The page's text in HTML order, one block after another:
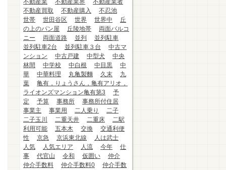
不動産業
不動産業界
不動産業者
不動産買取
不動産購入
不忍池
世帯
世田谷区 世界 世界中
丘
の上のパン屋
丘陵地帯
両面バルコ
ニー
両面道路 並列
並列駐車
並列駐車2台
並列駐車３台
中古マ
ンション
中古戸建 中型犬
中央
林間
中学校 中白根 中目黒
中
華
中華料理 丸亀製麵 久末
九
葉
亀有，りょうさん，亀有アリオ，
ライオンズマンション亀有第3
予
定
予算 事務所
事務所付住居
事業主
事業用 二人乗り
二子
二子玉川
二重天井 二重床
二駅
利用可能
五本木 交換
交通利便
性
京急 京浜東北線
人は武士
人気
人気エリア 人流 今年
仕
事
代官山 令和 仮囲い
仲介
仲介手数料
仲介手数料0
仲介手数